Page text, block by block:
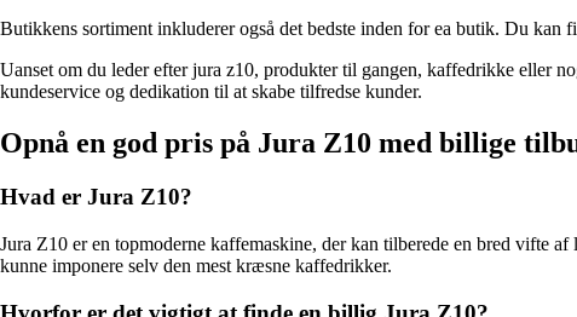
Butikkens sortiment inkluderer også det bedste inden for ea butik. Du
Uanset om du leder efter jura z10, produkter til gangen, kaffedrikke eller
kundeservice og dedikation til at skabe tilfredse kunder.
Opnå en god pris på Jura Z10 med billige
Hvad er Jura Z10?
Jura Z10 er en topmoderne kaffemaskine, der kan tilberede en bred vifte
kunne imponere selv den mest kræsne kaffedrikker.